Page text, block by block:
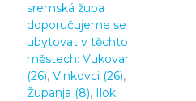
sremská župa
doporučujeme se
ubytovat v těchto
městech: Vukovar
(26), Vinkovci (26),
Županja (8), Ilok